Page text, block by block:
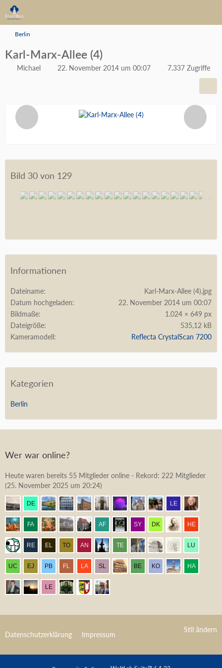
Berlin
Karl-Marx-Allee (4)
Michael 22. November 2014 um 00:07 7.337 Zugriffe
Bild 30 von 129
Informationen
Dateiname
Karl-Marx-Allee (4).jpg
Datum hochgeladen
22. November 2014 um 00:07
Bildmaße
1.024 × 649 px
Dateigröße
535,12 kB
Kameramodell
Reflecta CrystalScan 7200
Kategorien
Berlin
Wer war online?
Heute waren bereits 55 Mitglieder online - Rekord: 222 Mitglieder
(25. November 2025 um 20:24)
Stil ändern
Datenschutzerklärung Impressum